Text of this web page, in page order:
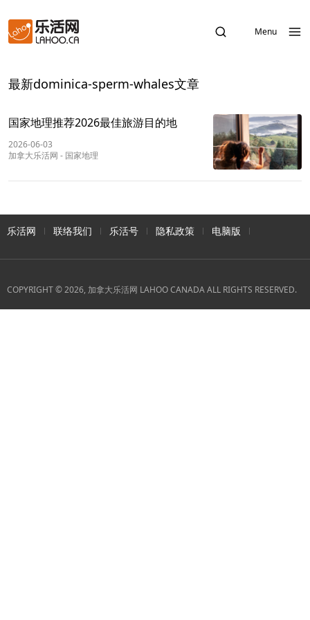
Menu
最新dominica-sperm-whales文章
国家地理推荐2026最佳旅游目的地
2026-06-03
加拿大乐活网 - 国家地理
乐活网 联络我们 乐活号 隐私政策 电脑版
COPYRIGHT © 2026, 加拿大乐活网 LAHOO CANADA ALL RIGHTS RESERVED.